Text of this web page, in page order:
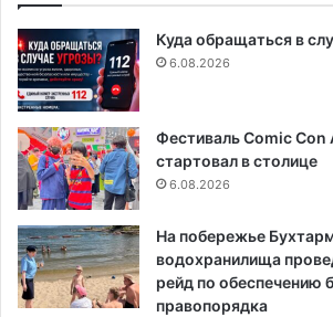
Куда обращаться в
6.08.2026
Фестиваль Comic Con
стартовал в столице
6.08.2026
На побережье
водохранилища
рейд по обеспечению
правопорядка